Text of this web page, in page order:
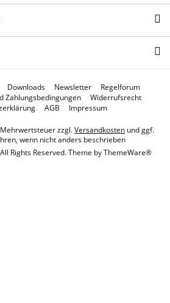
Downloads Newsletter
Regelforum
Zahlungsbedingungen
Widerrufsrecht
AGB Impressum
zzgl.Versandkosten und ggf.
wenn nicht anders beschrieben
Rights Reserved. Theme byThemeWare®